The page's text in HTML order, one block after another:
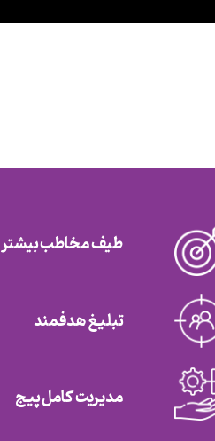
طیف مخاطب بیشتر
تبلیغ هدفمند
مدیریت کامل پیج